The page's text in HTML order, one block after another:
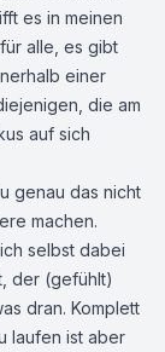
es in meinen
alle, es gibt
einer
die am
auf sich
genau das nicht
machen.
selbst dabei
der (gefühlt)
dran. Komplett
laufen ist aber